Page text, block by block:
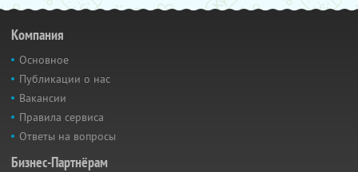
Компания
Основное
Публикации о нас
Вакансии
Правила сервиса
Ответы на вопросы
Бизнес-Партнёрам